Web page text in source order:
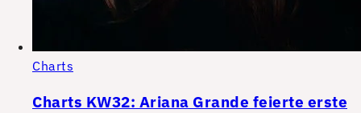
Charts
Charts KW32: Ariana Grande feierte erste